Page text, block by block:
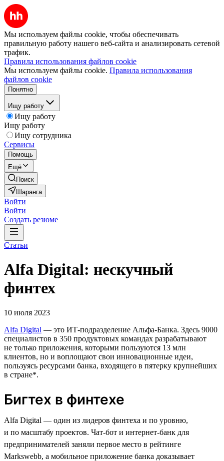
Мы используем файлы cookie, чтобы обеспечивать
правильную работу нашего веб-сайта и анализировать сетевой
трафик.
Правила использования файлов cookie
Мы используем файлы cookie. Правила использования
файлов cookie
Понятно
Ищу работу
Ищу работу
Ищу работу
Ищу сотрудника
Сервисы
Помощь
Ещё
Поиск
Шаранга
Войти
Войти
Создать резюме
Статьи
Alfa Digital: нескучный
финтех
10 июля 2023
Alfa Digital — это ИТ-подразделение Альфа-Банка. Здесь 9000
специалистов в 350 продуктовых командах разрабатывают
не только приложения, которыми пользуются 13 млн
клиентов, но и воплощают свои инновационные идеи,
пользуясь ресурсами банка, входящего в пятерку крупнейших
в стране*.
Бигтех в финтехе
Alfa Digital — один из лидеров финтеха и по уровню,
и по масштабу проектов. Чат-бот и интернет-банк для
предпринимателей заняли первое место в рейтинге
Markswebb, а мобильное приложение банка доказывает